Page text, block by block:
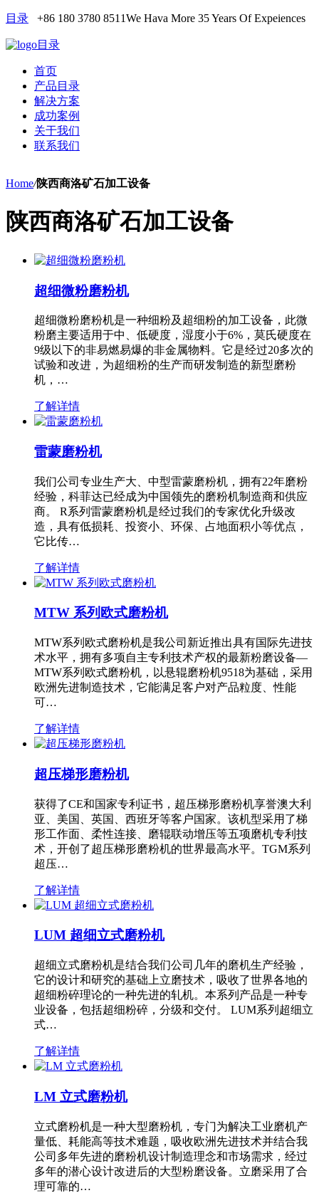
目录 +86 180 3780 8511We Hava More 35 Years Of Expeiences
目录
首页
产品目录
解决方案
成功案例
关于我们
联系我们
Home/陕西商洛矿石加工设备
陕西商洛矿石加工设备
超细微粉磨粉机
超细微粉磨粉机是一种细粉及超细粉的加工设备，此微
粉磨主要适用于中、低硬度，湿度小于6%，莫氏硬度在
9级以下的非易燃易爆的非金属物料。它是经过20多次的
试验和改进，为超细粉的生产而研发制造的新型磨粉
机，…
了解详情
雷蒙磨粉机
我们公司专业生产大、中型雷蒙磨粉机，拥有22年磨粉
经验，科菲达已经成为中国领先的磨粉机制造商和供应
商。 R系列雷蒙磨粉机是经过我们的专家优化升级改
造，具有低损耗、投资小、环保、占地面积小等优点，
它比传…
了解详情
MTW 系列欧式磨粉机
MTW系列欧式磨粉机是我公司新近推出具有国际先进技
术水平，拥有多项自主专利技术产权的最新粉磨设备—
MTW系列欧式磨粉机，以悬辊磨粉机9518为基础，采用
欧洲先进制造技术，它能满足客户对产品粒度、性能
可…
了解详情
超压梯形磨粉机
获得了CE和国家专利证书，超压梯形磨粉机享誉澳大利
亚、美国、英国、西班牙等客户国家。该机型采用了梯
形工作面、柔性连接、磨辊联动增压等五项磨机专利技
术，开创了超压梯形磨粉机的世界最高水平。TGM系列
超压…
了解详情
LUM 超细立式磨粉机
超细立式磨粉机是结合我们公司几年的磨机生产经验，
它的设计和研究的基础上立磨技术，吸收了世界各地的
超细粉碎理论的一种先进的轧机。本系列产品是一种专
业设备，包括超细粉碎，分级和交付。 LUM系列超细立
式…
了解详情
LM 立式磨粉机
立式磨粉机是一种大型磨粉机，专门为解决工业磨机产
量低、耗能高等技术难题，吸收欧洲先进技术并结合我
公司多年先进的磨粉机设计制造理念和市场需求，经过
多年的潜心设计改进后的大型粉磨设备。立磨采用了合
理可靠的…